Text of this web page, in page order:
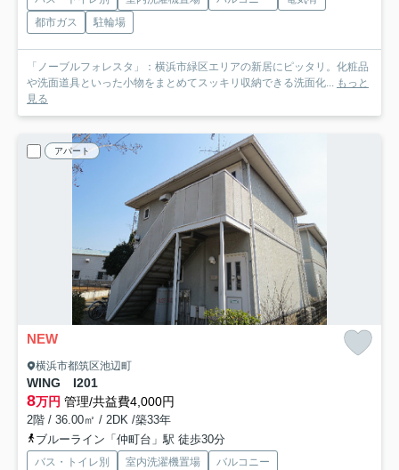
都市ガス
駐輪場
「ノーブルフォレスタ」：横浜市緑区エリアの新居にピッタリ。化粧品
や洗面道具といった小物をまとめてスッキリ収納できる洗面化... もっと
見る
アパート
NEW
横浜市都筑区池辺町
WING I201
8万円 管理/共益費4,000円
2階 / 36.00㎡ / 2DK /築33年
ブルーライン「仲町台」駅 徒歩30分
バス・トイレ別 室内洗濯機置場
バルコニー